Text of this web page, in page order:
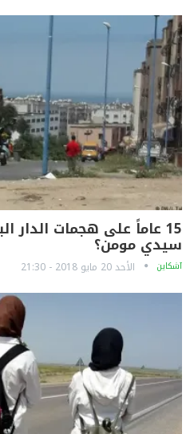
15 عاماً على هجمات الدار
سيدي مومن؟
آشكاين الأحد 20 مايو 2018 - 21:30